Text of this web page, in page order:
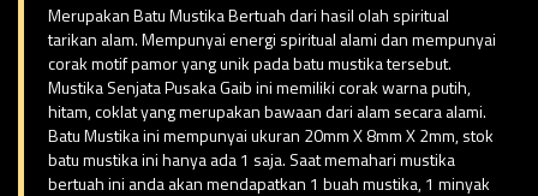
Merupakan Batu Mustika Bertuah dari hasil olah spiritual
tarikan alam. Mempunyai energi spiritual alami dan mempunyai
corak motif pamor yang unik pada batu mustika tersebut.
Mustika Senjata Pusaka Gaib ini memiliki corak warna putih,
hitam, coklat yang merupakan bawaan dari alam secara alami.
Batu Mustika ini mempunyai ukuran 20mm X 8mm X 2mm, stok
batu mustika ini hanya ada 1 saja. Saat memahari mustika
bertuah ini anda akan mendapatkan 1 buah mustika, 1 minyak